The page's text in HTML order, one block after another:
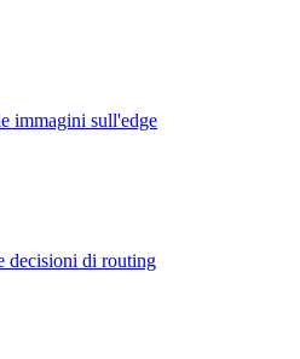
immagini sull'edge
decisioni di routing